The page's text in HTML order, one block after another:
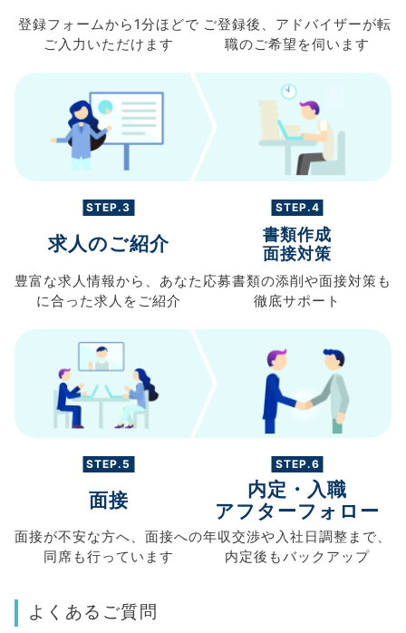
登録フォームから 1分ほどで
ご入力 いただけます
ご登録後、 アドバイザーが転
職のご希望を伺います
STEP.3
求人のご紹介
豊富な求人情報から、 あなた
に合った求人を ご紹介
STEP.4
書類作成
面接対策
応募書類の添削や面接対策も
徹底サポート
STEP.5
面接
面接が不安な方へ、 面接への
同席も行っています
STEP.6
内定・入職
アフターフォロー
年収交渉や入社日調整まで、
内定後もバックアップ
よくあるご質問